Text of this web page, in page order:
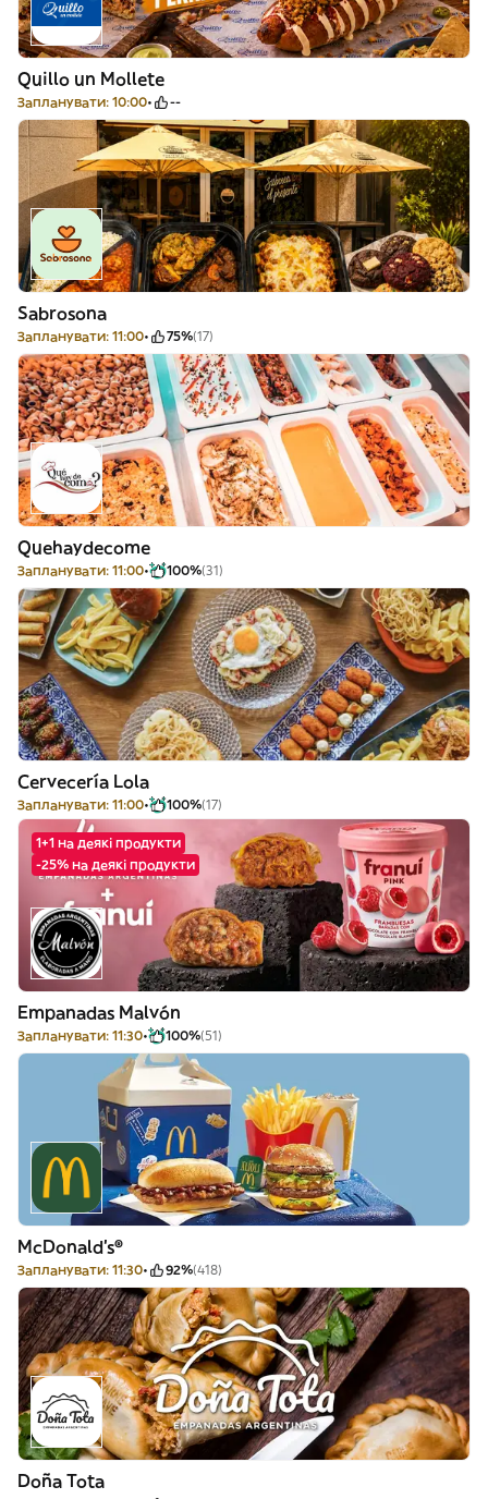
Quillo un Mollete
Запланувати: 10:00 --
Sabrosona
Запланувати: 11:00 75%(17)
Quehaydecome
Запланувати: 11:00 100%(31)
Cervecería Lola
Запланувати: 11:00 100%(17)
1+1 на деякі продукти
-25% на деякі продукти
Empanadas Malvón
Запланувати: 11:30 100%(51)
McDonald's®
Запланувати: 11:30 92%(418)
Doña Tota